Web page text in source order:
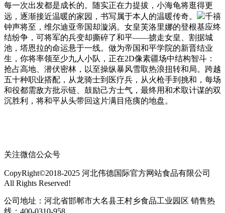
每一次出发都是成长的。随实正在力提拔，小海龟将逛得更
远，逐渐接近温暖的家园，书写属于本人的温暖传奇。
千禧
钟声将至，维尔迪亚帝国却漩涡。女皇芙洛里娜的登根基应终
结纷争，可将军的兵变却撕碎了和平——掳走女皇、割据城
池，塔恩拉的命运悬于一线。做为帝国和平学院的新晋结业
生，你将率领至少九人小队，正在2D像素疆场中结构智斗：
抢占高地、潜伏密林，以至操纵暴风雪取热浪扭转和局。跨越
五十种职业搭配，从龙骑士到医疗兵，从火枪手到挑和，每场
和役都需敌方批示链、鼓励己方士气，最终用和术取计谋的双
沉胜利，将和平从头带回这片满目疮痍的地盘。
关注微信公众号
CopyRight©2018-2025 河北伟德国际官方网站食品有限公司
All Rights Reserved!
公司地址：河北省邯郸市大名县王村乡食品工业园区 销售热
线：400-0310-958